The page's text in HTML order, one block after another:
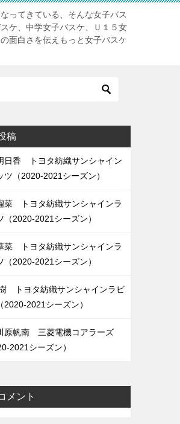
ってきている、そんな女子バス
ケ、中学女子バスケ、Ｕ１５女
面白さを伝えもっと女子バスケ
稿
日香 トヨタ紡織サンシャイン
ツ（2020-2021シーズン）
菜 トヨタ紡織サンシャインラ
（2020-2021シーズン）
菜 トヨタ紡織サンシャインラ
（2020-2021シーズン）
トヨタ紡織サンシャインラビ
2020-2021シーズン）
原帆南 三菱電機コアラーズ
2021シーズン）
メント